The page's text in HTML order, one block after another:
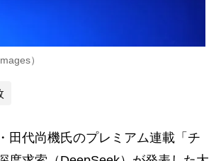
）
代尚機氏のプレミアム連載「チ